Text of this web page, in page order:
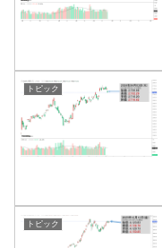
トピック
トピック